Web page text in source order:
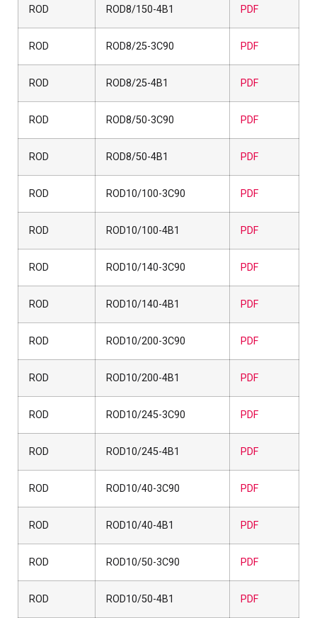
ROD ROD8/150-4B1 PDF
ROD ROD8/25-3C90 PDF
ROD ROD8/25-4B1 PDF
ROD ROD8/50-3C90 PDF
ROD ROD8/50-4B1 PDF
ROD ROD10/100-3C90 PDF
ROD ROD10/100-4B1 PDF
ROD ROD10/140-3C90 PDF
ROD ROD10/140-4B1 PDF
ROD ROD10/200-3C90 PDF
ROD ROD10/200-4B1 PDF
ROD ROD10/245-3C90 PDF
ROD ROD10/245-4B1 PDF
ROD ROD10/40-3C90 PDF
ROD ROD10/40-4B1 PDF
ROD ROD10/50-3C90 PDF
ROD ROD10/50-4B1 PDF